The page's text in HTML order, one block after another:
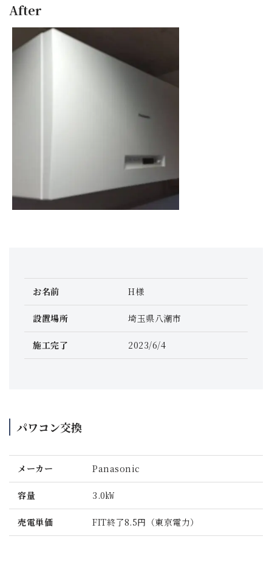
After
お名前 H様
設置場所 埼玉県八潮市
施工完了 2023/6/4
パワコン交換
メーカー Panasonic
容量 3.0㎾
売電単価 FIT終了8.5円（東京電力）